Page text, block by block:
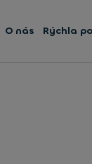
O nás Rýchla